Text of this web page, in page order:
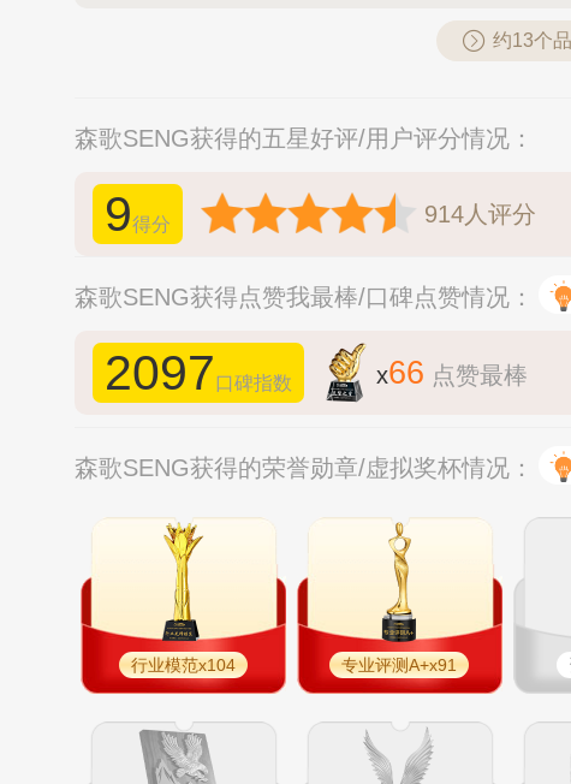
约13个
森歌SENG获得的五星好评/用户评分情况：
9得分 914人评分
森歌SENG获得点赞我最棒/口碑点赞情况：
2097口碑指数 x66 点赞最棒
森歌SENG获得的荣誉勋章/虚拟奖杯情况：
行业模范x104 专业评测A+x91